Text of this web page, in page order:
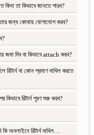
কিনা তা কিভাবে জানতে পারব?
জন্য কোথায় যোগাযোগ করব?
জমা দিব বা কিভাবে attach করব?
রিটার্ন বা কোন প্রমাণ দাখিল করতে
রিটার্ন পূরণ শুরু করব?
রিটার্ন দাখিল…